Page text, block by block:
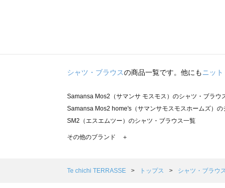
シャツ・ブラウスの商品一覧です。他にも ニッ
Samansa Mos2（サマンサ モスモス）のシャツ・ブラウ
Samansa Mos2 home's（サマンサモスモスホームズ）
SM2（エスエムツー）のシャツ・ブラウス一覧
TSUHARU by Samansa Mos2（ツハルバイサマンサモス
Samansa Mos2 Lagom（サマンサモスモス ラーゴム）の
その他のブランド ＋
Te chichi TERRASSE トップス シャツ・ブラウ